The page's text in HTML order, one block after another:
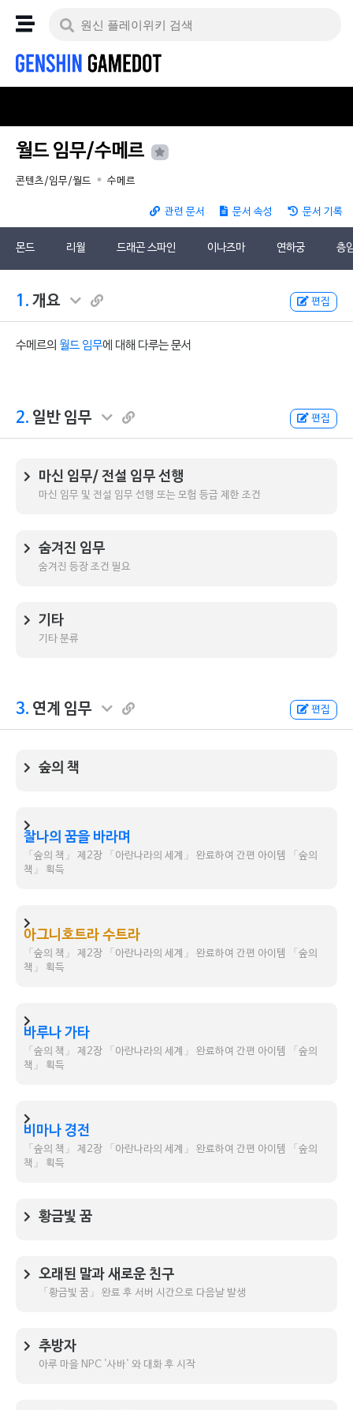
월드 임무/수메르
콘텐츠/임무/월드 수메르
관련 문서 문서 속성 문서 기록
몬드 리월 드래곤 스파인 이나즈마 연하궁 층
1. 개요 편집
수메르의 월드 임무에 대해 다루는 문서
2. 일반 임무 편집
마신 임무/ 전설 임무 선행
마신 임무 및 전설 임무 선행 또는 모험 등급 제한 조건
숨겨진 임무
숨겨진 등장 조건 필요
기타
기타 분류
3. 연계 임무 편집
숲의 책
찰나의 꿈을 바라며
「숲의 책」 제2장 「아란나라의 세계」 완료하여 간편 아이템 「숲의
책」 획득
아그니호트라 수트라
「숲의 책」 제2장 「아란나라의 세계」 완료하여 간편 아이템 「숲의
책」 획득
바루나 가타
「숲의 책」 제2장 「아란나라의 세계」 완료하여 간편 아이템 「숲의
책」 획득
비마나 경전
「숲의 책」 제2장 「아란나라의 세계」 완료하여 간편 아이템 「숲의
책」 획득
황금빛 꿈
오래된 말과 새로운 친구
「황금빛 꿈」 완료 후 서버 시간으로 다음날 발생
추방자
아루 마을 NPC '사바' 와 대화 후 시작